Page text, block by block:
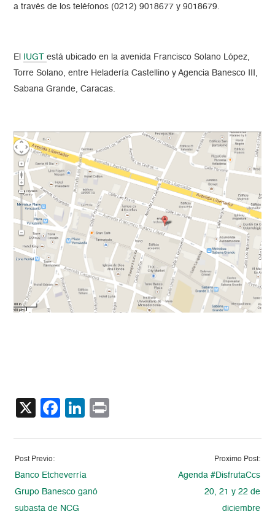
a través de los teléfonos (0212) 9018677 y 9018679.
El IUGTestá ubicado en la avenida Francisco Solano López,
Torre Solano, entre Heladería Castellino y Agencia Banesco III,
Sabana Grande, Caracas.
X Facebook
LinkedIn
Post Previo:
Banco Etcheverría
Grupo Banesco ganó
subasta de NCG
Proximo Post:
Agenda #DisfrutaCcs
20, 21 y 22 de
diciembre